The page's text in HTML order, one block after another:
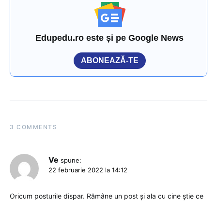
Edupedu.ro este și pe Google News
ABONEAZĂ-TE
3 COMMENTS
Ve spune:
22 februarie 2022 la 14:12
Oricum posturile dispar. Rămâne un post și ala cu cine știe ce